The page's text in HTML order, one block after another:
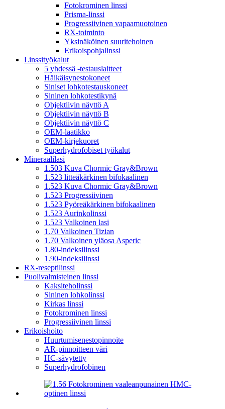
Fotokrominen linssi
Prisma-linssi
Progressiivinen vapaamuotoinen
RX-toiminto
Yksinäköinen suuritehoinen
Erikoispohjalinssi
Linssityökalut
5 yhdessä -testauslaitteet
Häikäisynestokoneet
Siniset lohkotestauskoneet
Sininen lohkotestikynä
Objektiivin näyttö A
Objektiivin näyttö B
Objektiivin näyttö C
OEM-laatikko
OEM-kirjekuoret
Superhydrofobiset työkalut
Mineraalilasi
1.503 Kuva Chormic Gray&Brown
1.523 litteäkärkinen bifokaalinen
1.523 Kuva Chormic Gray&Brown
1.523 Progressiivinen
1.523 Pyöreäkärkinen bifokaalinen
1.523 Aurinkolinssi
1.523 Valkoinen lasi
1.70 Valkoinen Tizian
1.70 Valkoinen yläosa Asperic
1.80-indeksilinssi
1.90-indeksilinssi
RX-reseptilinssi
Puolivalmisteinen linssi
Kaksiteholinssi
Sininen lohkolinssi
Kirkas linssi
Fotokrominen linssi
Progressiivinen linssi
Erikoishoito
Huurtumisenestopinnoite
AR-pinnoitteen väri
HC-sävytetty
Superhydrofobinen